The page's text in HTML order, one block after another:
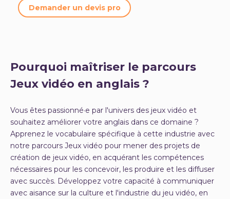
Demander un devis pro
Pourquoi maîtriser le parcours
Jeux vidéo en anglais ?
Vous êtes passionné·e par l'univers des jeux vidéo et
souhaitez améliorer votre anglais dans ce domaine ?
Apprenez le vocabulaire spécifique à cette industrie avec
notre parcours Jeux vidéo pour mener des projets de
création de jeux vidéo, en acquérant les compétences
nécessaires pour les concevoir, les produire et les diffuser
avec succès. Développez votre capacité à communiquer
avec aisance sur la culture et l'industrie du jeu vidéo, en